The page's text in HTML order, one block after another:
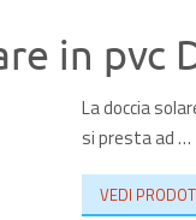
in pvc
La doccia
si presta ad …
VEDI